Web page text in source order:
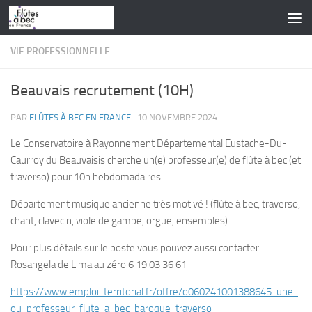
Skip to content
VIE PROFESSIONNELLE
Beauvais recrutement (10H)
PAR FLÛTES À BEC EN FRANCE · 10 NOVEMBRE 2024
Le Conservatoire à Rayonnement Départemental Eustache-Du-
Caurroy du Beauvaisis cherche un(e) professeur(e) de flûte à bec (et
traverso) pour 10h hebdomadaires.
Département musique ancienne très motivé ! (flûte à bec, traverso,
chant, clavecin, viole de gambe, orgue, ensembles).
Pour plus détails sur le poste vous pouvez aussi contacter
Rosangela de Lima au zéro 6 19 03 36 61
https://www.emploi-territorial.fr/offre/o060241001388645-une-
ou-professeur-flute-a-bec-baroque-traverso